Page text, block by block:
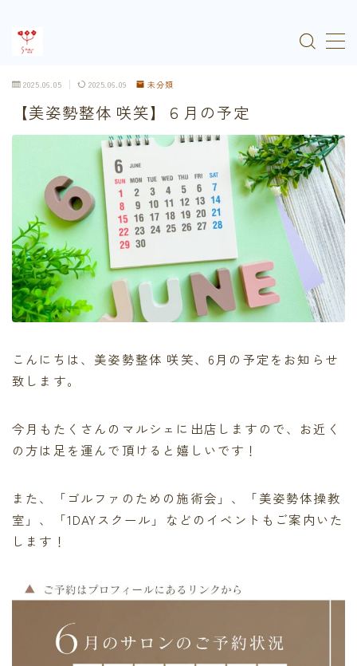
MENU
HOME
サービスの流れ
お知らせ
ご予約はこちら
2025.06.05 2025.06.09 未分類
【美姿勢整体 咲笑】６月の予定
こんにちは、美姿勢整体 咲笑、6月の予定をお知らせ
致します。
今月もたくさんのマルシェに出店しますので、お近く
の方は足を運んで頂けると嬉しいです！
また、「ゴルファのための施術会」、「美姿勢体操教
室」、「1DAYスクール」などのイベントもご案内いた
します！